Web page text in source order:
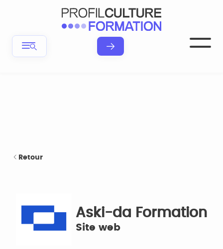
Retour
Aski-da Formation
Site web